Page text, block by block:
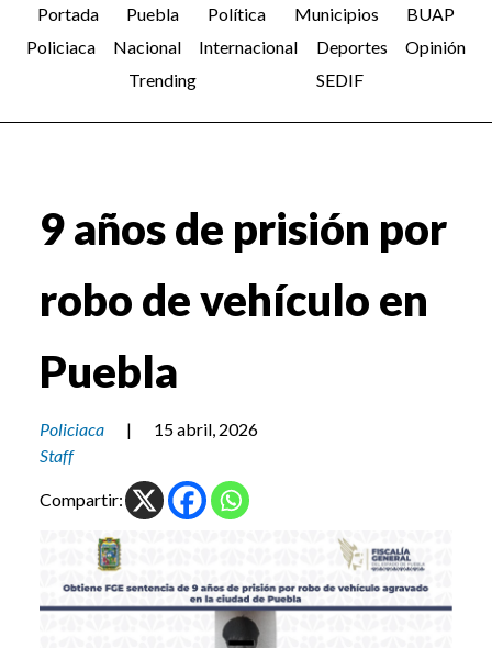
Portada Puebla Política Municipios
BUAP
Policiaca
Nacional Internacional Deportes
Opinión
Trending
SEDIF
9 años de prisión por
robo de vehículo en
Puebla
Policiaca |
15 abril, 2026
Staff
Compartir: